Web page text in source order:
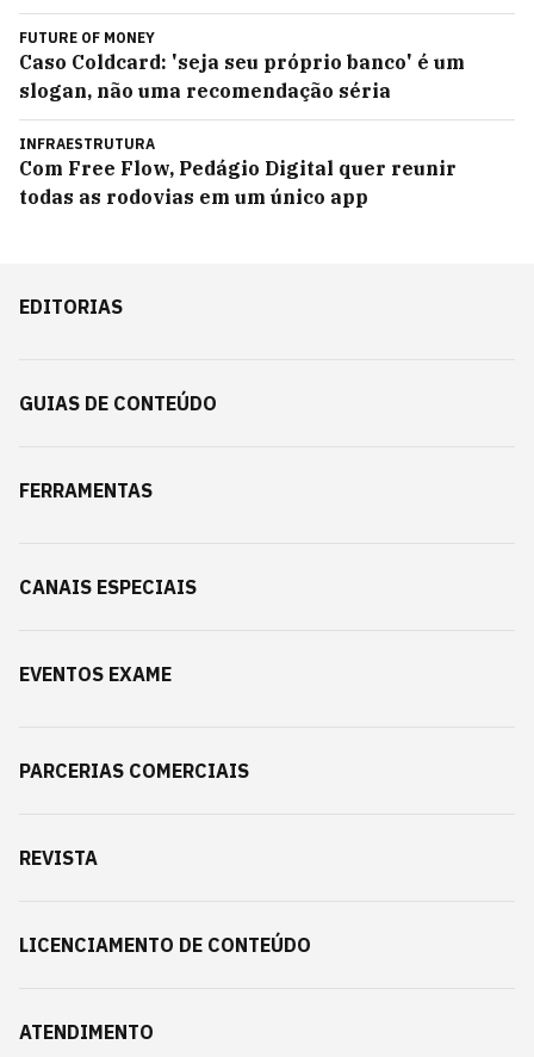
FUTURE OF MONEY
Caso Coldcard: 'seja seu próprio banco' é um
slogan, não uma recomendação séria
INFRAESTRUTURA
Com Free Flow, Pedágio Digital quer reunir
todas as rodovias em um único app
EDITORIAS
GUIAS DE CONTEÚDO
FERRAMENTAS
CANAIS ESPECIAIS
EVENTOS EXAME
PARCERIAS COMERCIAIS
REVISTA
LICENCIAMENTO DE CONTEÚDO
ATENDIMENTO